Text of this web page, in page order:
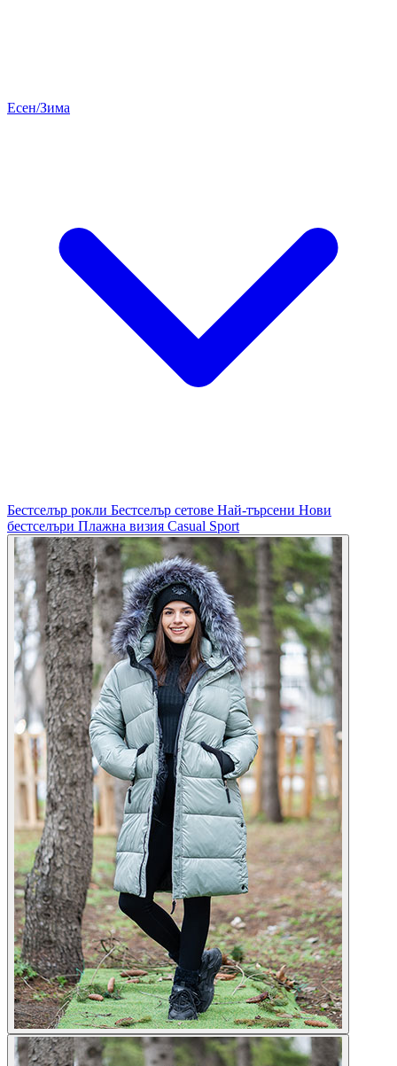
Есен/Зима
Бестселър рокли Бестселър сетове Най-търсени Нови
бестселъри Плажна визия Casual Sport